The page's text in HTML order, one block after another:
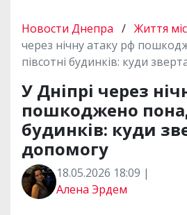
Новости Днепра / Життя
через нічну атаку рф
півсотні будинків: куди
У Дніпрі через
пошкоджено
будинків: куди
допомогу
18.05.2026 18:09 |
Алена Эрдем